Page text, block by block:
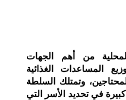
من أهم الجهات
المساعدات الغذائية
وتمتلك السلطة
في تحديد الأسر التي